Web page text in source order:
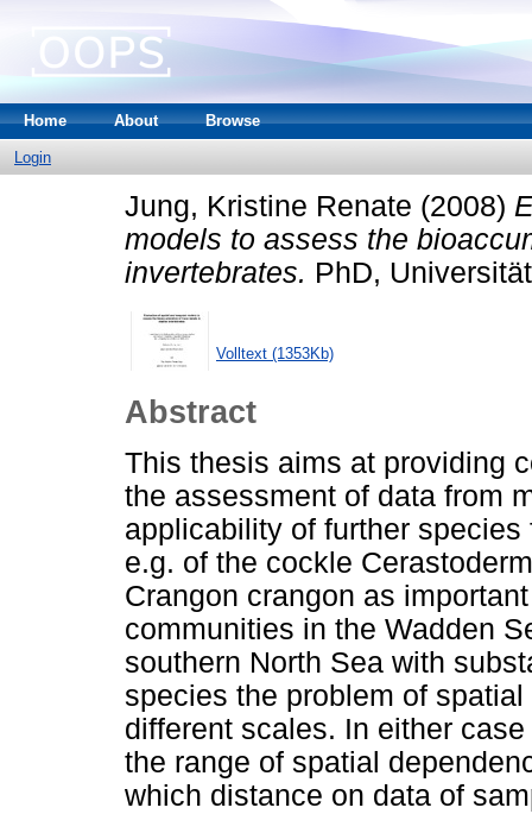
Home About Browse
Login
Jung, Kristine Renate (2008)
models to assess the
invertebrates. PhD,
Volltext (1353Kb)
Abstract
This thesis aims at providing
the assessment of data from
applicability of further
e.g. of the cockle
Crangon crangon as
communities in the Wadden
southern North Sea with
species the problem of
different scales. In either
the range of spatial
which distance on data of